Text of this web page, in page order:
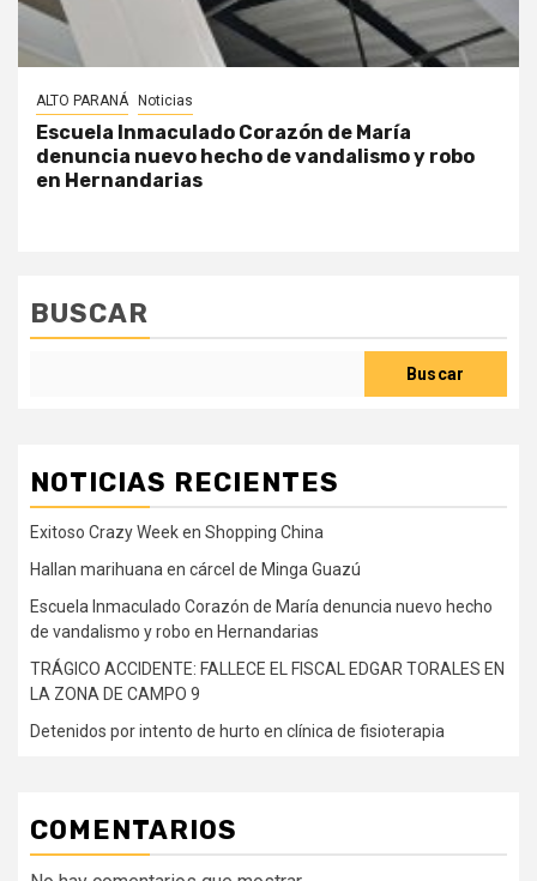
ALTO PARANÁ Noticias
Escuela Inmaculado Corazón de María
denuncia nuevo hecho de vandalismo y robo
en Hernandarias
BUSCAR
Buscar
NOTICIAS RECIENTES
Exitoso Crazy Week en Shopping China
Hallan marihuana en cárcel de Minga Guazú
Escuela Inmaculado Corazón de María denuncia nuevo hecho
de vandalismo y robo en Hernandarias
TRÁGICO ACCIDENTE: FALLECE EL FISCAL EDGAR TORALES EN
LA ZONA DE CAMPO 9
Detenidos por intento de hurto en clínica de fisioterapia
COMENTARIOS